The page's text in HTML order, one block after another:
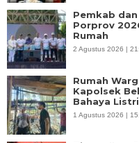
Pemkab
Porprov
Rumah
2 Agustus 2026 |
Rumah
Kapolsek
Bahaya
1 Agustus 2026 |